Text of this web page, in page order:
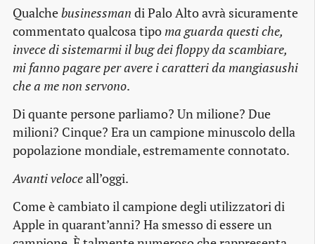
Qualchebusinessman di Palo Alto avrà sicuramente
commentato qualcosa tipoma guarda questi che,
invece di sistemarmi il bug dei floppy da scambiare,
mi fanno pagare per avere i caratteri da mangiasushi
che a me non servono.
Di quante persone parliamo? Un milione? Due
milioni? Cinque? Era un campione minuscolo della
popolazione mondiale, estremamente connotato.
Avanti veloceall’oggi.
Come è cambiato il campione degli utilizzatori di
Apple in quarant’anni? Ha smesso di essere un